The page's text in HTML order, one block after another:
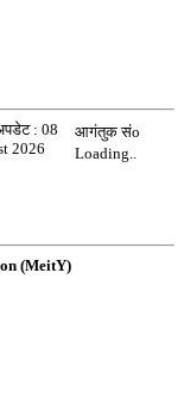
: 08
2026
आगंतुक संo
Loading..
(MeitY)